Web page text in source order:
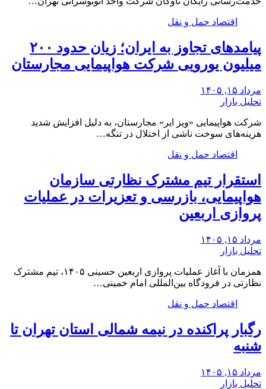
اقتصاد حمل و نقل
پیامدهای تجاوز به ایران؛ زیان حدود ۲۰۰
میلیون یورویی شرکت هواپیمایی مجارستان
مرداد ۱۵, ۱۴۰۵
تحلیل بازار
شرکت هواپیمایی «ویز ایر» مجارستان، به دلیل افزایش شدید
هزینه‌های سوخت ناشی از اختلال در تنگه…
اقتصاد حمل و نقل
استقرار تیم مشترک نظارتی سازمان
هواپیمایی، بازرسی و تعزیرات در عملیات
پروازی اربعین
مرداد ۱۵, ۱۴۰۵
تحلیل بازار
همزمان با آغاز عملیات پروازی اربعین حسینی ۱۴۰۵، تیم مشترک
نظارتی در فرودگاه بین‌المللی امام خمینی…
اقتصاد حمل و نقل
رگبار پراکنده در نیمه شمالی استان تهران تا
شنبه
مرداد ۱۵, ۱۴۰۵
تحلیل بازار